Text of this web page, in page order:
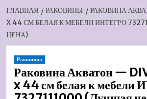
ГЛАВНАЯ РАКОВИНЫ
РАКОВИНА
X 44 СМ БЕЛАЯ К МЕБЕЛИ ИНТЕГРО
ЦЕНА)
Раковины
Раковина Акватон —
x 44 см белая к